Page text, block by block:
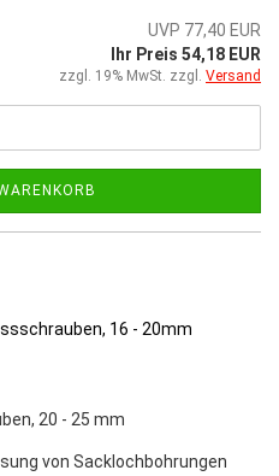
UVP 77,40 EUR
Ihr Preis 54,18 EUR
zzgl. 19% MwSt. zzgl. Versand
20 - 25 mm
von Sacklochbohrungen